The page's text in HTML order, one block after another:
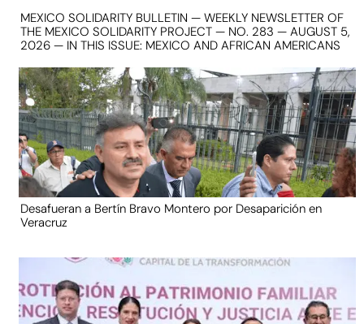
MEXICO SOLIDARITY BULLETIN — WEEKLY NEWSLETTER OF
THE MEXICO SOLIDARITY PROJECT — NO. 283 — AUGUST 5,
2026 — IN THIS ISSUE: MEXICO AND AFRICAN AMERICANS
Desafueran a Bertín Bravo Montero por Desaparición en
Veracruz